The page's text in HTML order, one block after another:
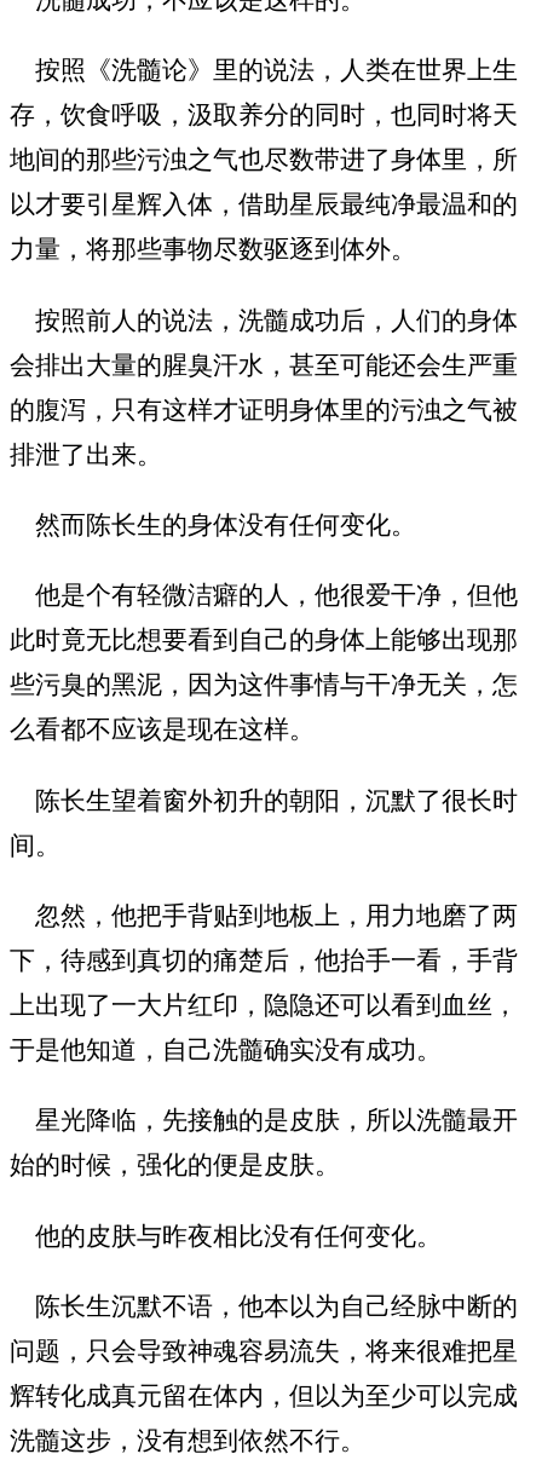
按照《洗髓论》里的说法，人类在世界上生
存，饮食呼吸，汲取养分的同时，也同时将天
地间的那些污浊之气也尽数带进了身体里，所
以才要引星辉入体，借助星辰最纯净最温和的
力量，将那些事物尽数驱逐到体外。
按照前人的说法，洗髓成功后，人们的身体
会排出大量的腥臭汗水，甚至可能还会生严重
的腹泻，只有这样才证明身体里的污浊之气被
排泄了出来。
然而陈长生的身体没有任何变化。
他是个有轻微洁癖的人，他很爱干净，但他
此时竟无比想要看到自己的身体上能够出现那
些污臭的黑泥，因为这件事情与干净无关，怎
么看都不应该是现在这样。
陈长生望着窗外初升的朝阳，沉默了很长时
间。
忽然，他把手背贴到地板上，用力地磨了两
下，待感到真切的痛楚后，他抬手一看，手背
上出现了一大片红印，隐隐还可以看到血丝，
于是他知道，自己洗髓确实没有成功。
星光降临，先接触的是皮肤，所以洗髓最开
始的时候，强化的便是皮肤。
他的皮肤与昨夜相比没有任何变化。
陈长生沉默不语，他本以为自己经脉中断的
问题，只会导致神魂容易流失，将来很难把星
辉转化成真元留在体内，但以为至少可以完成
洗髓这步，没有想到依然不行。